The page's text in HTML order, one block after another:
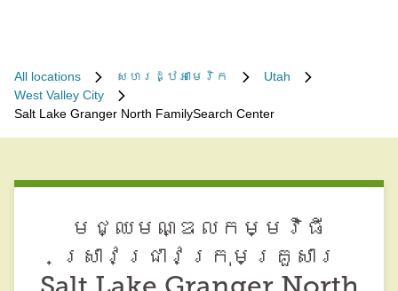
All locations សហរដ្ឋអាមេរិក
Utah
West Valley City
Salt Lake Granger North FamilySearch Center
មជ្ឈមណ្ឌល​កម្មវិធី​
ស្រាវជ្រាវ​ក្រុមគ្រួសារ